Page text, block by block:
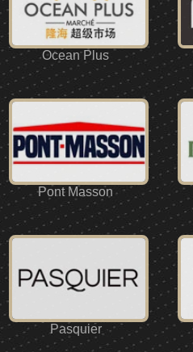
Ocean Plus
Pont Masson
Pasquier